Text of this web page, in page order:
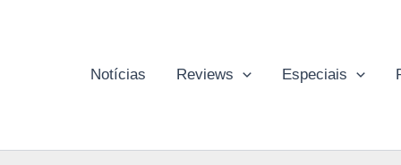
Notícias Reviews Especiais